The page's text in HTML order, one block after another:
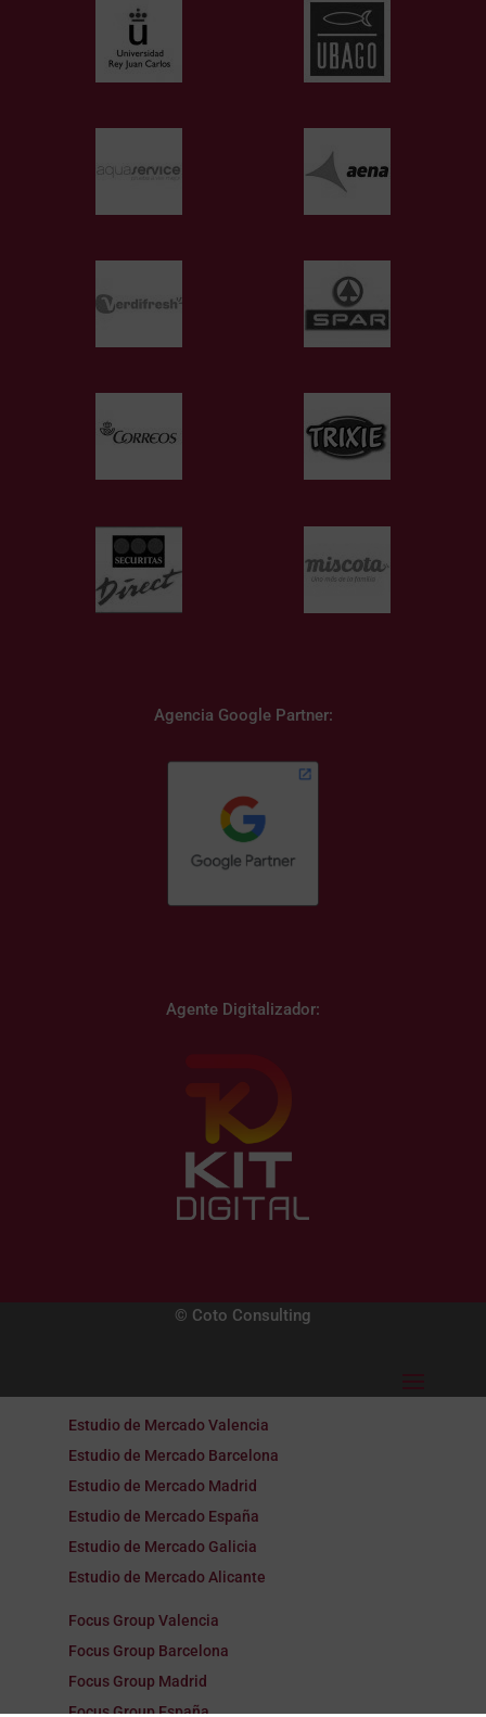
Agencia Google Partner:
Agente Digitalizador:
© Coto Consulting
Estudio de Mercado Valencia
Estudio de Mercado Barcelona
Estudio de Mercado Madrid
Estudio de Mercado España
Estudio de Mercado Galicia
Estudio de Mercado Alicante
Focus Group Valencia
Focus Group Barcelona
Focus Group Madrid
Focus Group España